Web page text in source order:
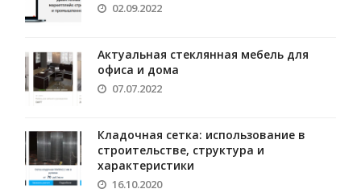
02.09.2022
Актуальная стеклянная мебель для
офиса и дома
07.07.2022
Кладочная сетка: использование в
строительстве, структура и
характеристики
16.10.2020